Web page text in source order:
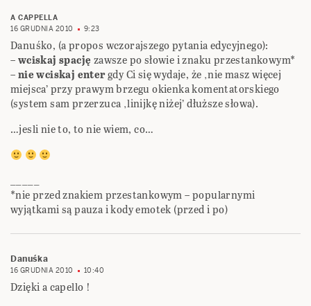
A CAPPELLA
16 GRUDNIA 2010
9:23
Danuśko, (a propos wczorajszego pytania edycyjnego):
–wciskaj spacjęzawsze po słowie i znaku przestankowym*
–nie wciskaj entergdy Ci się wydaje, że ‚nie masz więcej
miejsca’ przy prawym brzegu okienka komentatorskiego
(system sam przerzuca ‚linijkę niżej’ dłuższe słowa).
…jesli nie to, to nie wiem, co…
*nie przed znakiem przestankowym – popularnymi
wyjątkami są pauza i kody emotek (przed i po)
Danuśka
16 GRUDNIA 2010 10:40
Dzięki a capello !